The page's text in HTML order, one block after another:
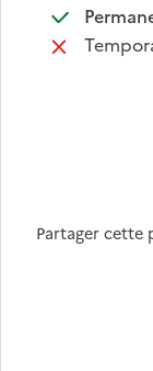
:
Partager cette